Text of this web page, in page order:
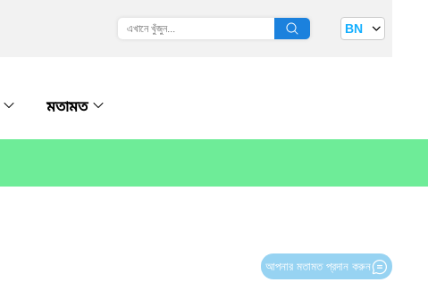
BN
মতামত
আপনার মতামত প্রদান করুন